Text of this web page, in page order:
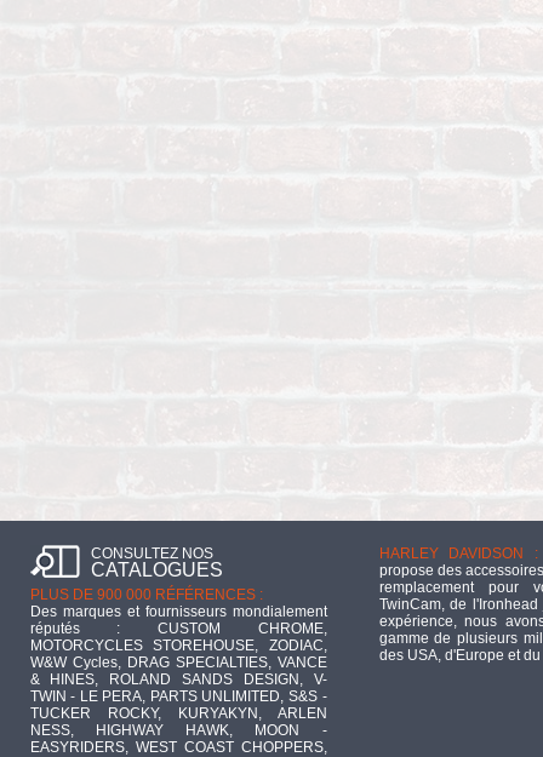
CONSULTEZ NOS
CATALOGUES
PLUS DE 900 000 RÉFÉRENCES :
Des marques et fournisseurs mondialement
réputés : CUSTOM CHROME,
MOTORCYCLES STOREHOUSE, ZODIAC,
W&W Cycles, DRAG SPECIALTIES, VANCE
& HINES, ROLAND SANDS DESIGN, V-
TWIN - LE PERA, PARTS UNLIMITED, S&S -
TUCKER ROCKY, KURYAKYN, ARLEN
NESS, HIGHWAY HAWK, MOON -
EASYRIDERS, WEST COAST CHOPPERS,
HARLEY DAVIDSON :
propose des
remplacement pour
TwinCam, de
expérience, nous
gamme de plusieurs
des USA, d'Europe et